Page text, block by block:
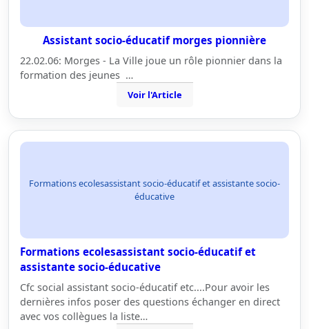
Assistant socio-éducatif morges pionnière
22.02.06: Morges - La Ville joue un rôle pionnier dans la
formation des jeunes …
Voir l'Article
Formations ecolesassistant socio-éducatif et assistante socio-
éducative
Formations ecolesassistant socio-éducatif et
assistante socio-éducative
Cfc social assistant socio-éducatif etc....Pour avoir les
dernières infos poser des questions échanger en direct
avec vos collègues la liste…